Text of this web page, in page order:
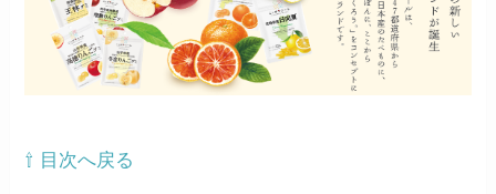
⇧ 目次へ戻る